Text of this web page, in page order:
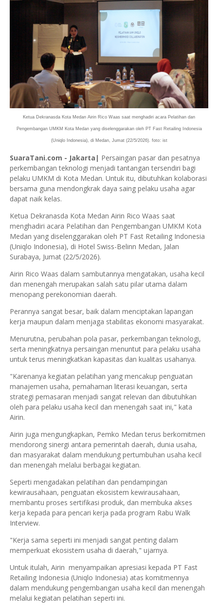
Ketua Dekranasda Kota Medan Airin Rico Waas saat menghadiri acara Pelatihan dan
Pengembangan UMKM Kota Medan yang diselenggarakan oleh PT Fast Retailing Indonesia
(Uniqlo Indonesia), di Medan, Jumat (22/5/2026). foto: ist
SuaraTani.com - Jakarta| Persaingan pasar dan pesatnya
perkembangan teknologi menjadi tantangan tersendiri bagi
pelaku UMKM di Kota Medan. Untuk itu, dibutuhkan kolaborasi
bersama guna mendongkrak daya saing pelaku usaha agar
dapat naik kelas.
Ketua Dekranasda Kota Medan Airin Rico Waas saat
menghadiri acara Pelatihan dan Pengembangan UMKM Kota
Medan yang diselenggarakan oleh PT Fast Retailing Indonesia
(Uniqlo Indonesia), di Hotel Swiss-Belinn Medan, Jalan
Surabaya, Jumat (22/5/2026).
Airin Rico Waas dalam sambutannya mengatakan, usaha kecil
dan menengah merupakan salah satu pilar utama dalam
menopang perekonomian daerah.
Perannya sangat besar, baik dalam menciptakan lapangan
kerja maupun dalam menjaga stabilitas ekonomi masyarakat.
Menurutna, perubahan pola pasar, perkembangan teknologi,
serta meningkatnya persaingan menuntut para pelaku usaha
untuk terus meningkatkan kapasitas dan kualitas usahanya.
"Karenanya kegiatan pelatihan yang mencakup penguatan
manajemen usaha, pemahaman literasi keuangan, serta
strategi pemasaran menjadi sangat relevan dan dibutuhkan
oleh para pelaku usaha kecil dan menengah saat ini," kata
Airin.
Airin juga mengungkapkan, Pemko Medan terus berkomitmen
mendorong sinergi antara pemerintah daerah, dunia usaha,
dan masyarakat dalam mendukung pertumbuhan usaha kecil
dan menengah melalui berbagai kegiatan.
Seperti mengadakan pelatihan dan pendampingan
kewirausahaan, penguatan ekosistem kewirausahaan,
membantu proses sertifikasi produk, dan membuka akses
kerja kepada para pencari kerja pada program Rabu Walk
Interview.
"Kerja sama seperti ini menjadi sangat penting dalam
memperkuat ekosistem usaha di daerah," ujarnya.
Untuk itulah, Airin menyampaikan apresiasi kepada PT Fast
Retailing Indonesia (Uniqlo Indonesia) atas komitmennya
dalam mendukung pengembangan usaha kecil dan menengah
melalui kegiatan pelatihan seperti ini.